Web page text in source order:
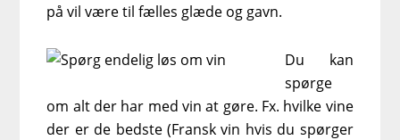
på vil være til fælles glæde og gavn.
Du kan
spørge
om alt der har med vin at gøre. Fx. hvilke vine
der er de bedste (Fransk vin hvis du spørger